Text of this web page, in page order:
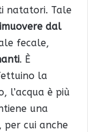
natatori. Tale
dal
fecale,
. È
la
l’acqua è più
una
per cui anche